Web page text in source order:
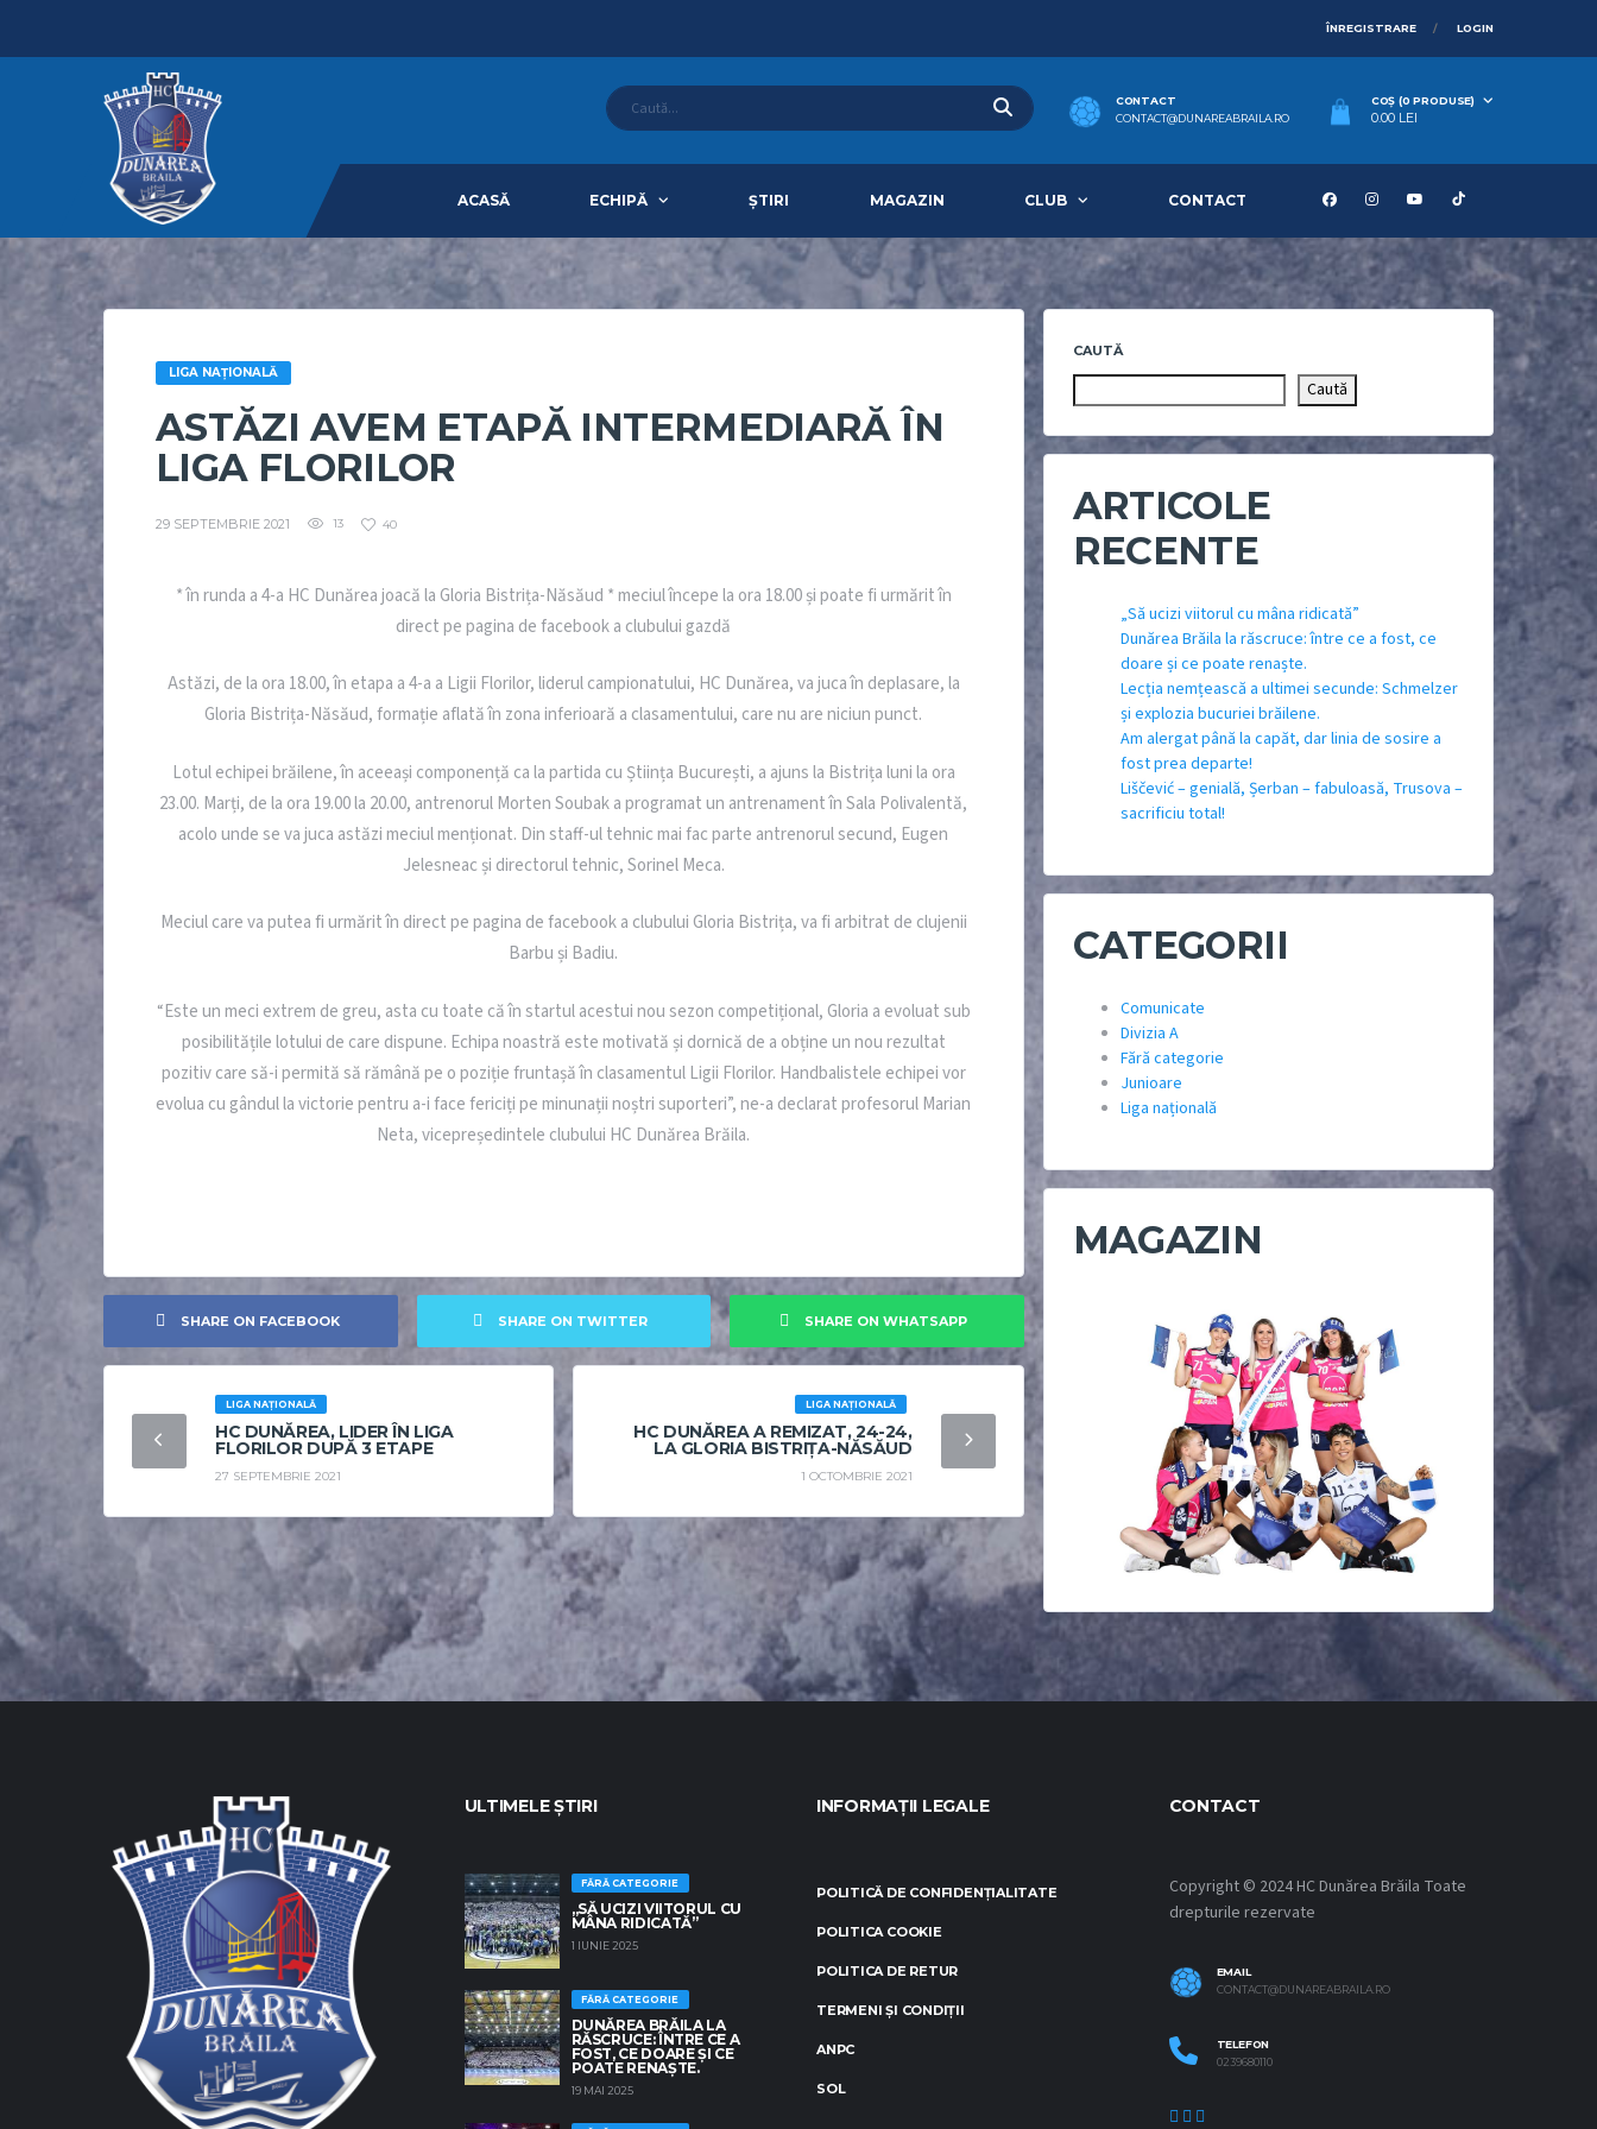
ÎNREGISTRARE LOGIN
CONTACT
CONTACT@DUNAREABRAILA.RO
COȘ (0 PRODUSE)
0.00 LEI
ACASĂ ECHIPĂ ȘTIRI MAGAZIN CLUB CONTACT
LIGA NAȚIONALĂ
ASTĂZI AVEM ETAPĂ INTERMEDIARĂ ÎN
LIGA FLORILOR
29 SEPTEMBRIE 2021 13 40
* în runda a 4-a HC Dunărea joacă la Gloria Bistrița-Năsăud * meciul începe la ora 18.00 și poate fi urmărit în
direct pe pagina de facebook a clubului gazdă
Astăzi, de la ora 18.00, în etapa a 4-a a Ligii Florilor, liderul campionatului, HC Dunărea, va juca în deplasare, la
Gloria Bistrița-Năsăud, formație aflată în zona inferioară a clasamentului, care nu are niciun punct.
Lotul echipei brăilene, în aceeași componență ca la partida cu Știința București, a ajuns la Bistrița luni la ora
23.00. Marți, de la ora 19.00 la 20.00, antrenorul Morten Soubak a programat un antrenament în Sala Polivalentă,
acolo unde se va juca astăzi meciul menționat. Din staff-ul tehnic mai fac parte antrenorul secund, Eugen
Jelesneac și directorul tehnic, Sorinel Meca.
Meciul care va putea fi urmărit în direct pe pagina de facebook a clubului Gloria Bistrița, va fi arbitrat de clujenii
Barbu și Badiu.
“Este un meci extrem de greu, asta cu toate că în startul acestui nou sezon competițional, Gloria a evoluat sub
posibilitățile lotului de care dispune. Echipa noastră este motivată și dornică de a obține un nou rezultat
pozitiv care să-i permită să rămână pe o poziție fruntașă în clasamentul Ligii Florilor. Handbalistele echipei vor
evolua cu gândul la victorie pentru a-i face fericiți pe minunații noștri suporteri”, ne-a declarat profesorul Marian
Neta, vicepreședintele clubului HC Dunărea Brăila.
SHARE ON FACEBOOK SHARE ON TWITTER SHARE ON WHATSAPP
LIGA NAȚIONALĂ
HC DUNĂREA, LIDER ÎN LIGA
FLORILOR DUPĂ 3 ETAPE
27 SEPTEMBRIE 2021
LIGA NAȚIONALĂ
HC DUNĂREA A REMIZAT, 24-24,
LA GLORIA BISTRIȚA-NĂSĂUD
1 OCTOMBRIE 2021
CAUTĂ
Caută
ARTICOLE
RECENTE
„Să ucizi viitorul cu mâna ridicată”
Dunărea Brăila la răscruce: între ce a fost, ce
doare și ce poate renaște.
Lecția nemțească a ultimei secunde: Schmelzer
și explozia bucuriei brăilene.
Am alergat până la capăt, dar linia de sosire a
fost prea departe!
Liščević – genială, Șerban – fabuloasă, Trusova –
sacrificiu total!
CATEGORII
Comunicate
Divizia A
Fără categorie
Junioare
Liga națională
MAGAZIN
ULTIMELE ȘTIRI
FĂRĂ CATEGORIE
„SĂ UCIZI VIITORUL CU
MÂNA RIDICATĂ”
1 IUNIE 2025
FĂRĂ CATEGORIE
DUNĂREA BRĂILA LA
RĂSCRUCE: ÎNTRE CE A
FOST, CE DOARE ȘI CE
POATE RENAȘTE.
19 MAI 2025
INFORMAȚII LEGALE
POLITICĂ DE CONFIDENȚIALITATE
POLITICA COOKIE
POLITICA DE RETUR
TERMENI ȘI CONDIȚII
ANPC
SOL
CONTACT
Copyright © 2024 HC Dunărea Brăila Toate
drepturile rezervate
EMAIL
CONTACT@DUNAREABRAILA.RO
TELEFON
0239680110